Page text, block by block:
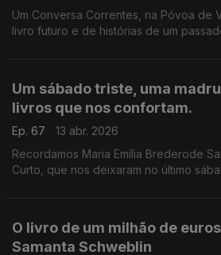
Um Conversa Correntes, na Póvoa de
livro futuro e de histórias de um
Um sábado triste, uma
livros que nos confortam.
Ep. 67
13 abr. 2026
Recordamos Maria Emília Brederode
Curto, que nos deixaram no último
O livro de um milhão de
Samanta Schweblin